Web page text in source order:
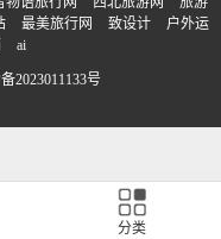
最美旅行网 致设计
户外运
ai
2023011133号
分类